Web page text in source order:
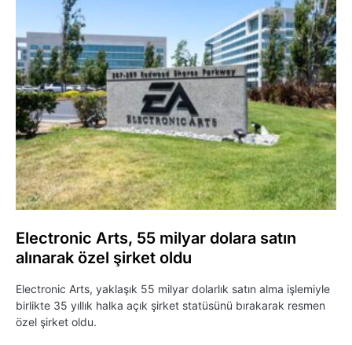
Electronic Arts, 55 milyar dolara satın
alınarak özel şirket oldu
Electronic Arts, yaklaşık 55 milyar dolarlık satın alma işlemiyle
birlikte 35 yıllık halka açık şirket statüsünü bırakarak resmen
özel şirket oldu.